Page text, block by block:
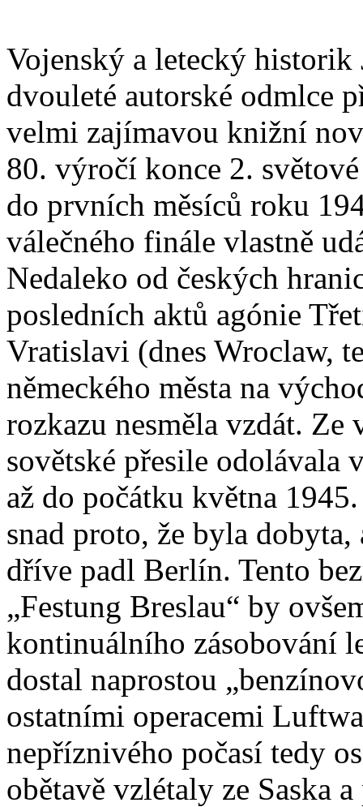
Vojenský a letecký
dvouleté autorské odmlce
velmi zajímavou knižní
80. výročí konce 2.
do prvních měsíců roku
válečného finále vlastně
Nedaleko od českých
posledních aktů agónie
Vratislavi (dnes Wroclaw,
německého města na
rozkazu nesměla vzdát. Ze
sovětské přesile odolávala
až do počátku května
snad proto, že byla
dříve padl Berlín. Tento
„Festung Breslau“ by
kontinuálního zásobování
dostal naprostou
ostatními operacemi
nepříznivého počasí tedy
obětavě vzlétaly ze Saska